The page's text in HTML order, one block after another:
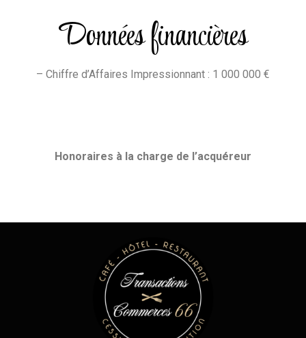
Données financières
– Chiffre d’Affaires Impressionnant : 1 000 000 €
Honoraires à la charge de l’acquéreur